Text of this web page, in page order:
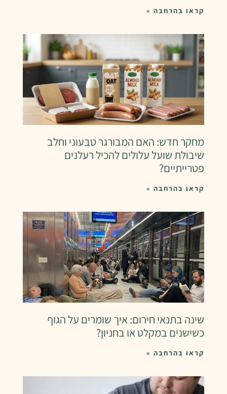
קראו בהרחבה »
מחקר חדש: האם המבורגר טבעוני וחלב
שיבולת שועל עלולים להכיל רעלנים
פטרייתיים?
קראו בהרחבה »
שינה בתנאי חירום: איך שומרים על הגוף
כשישנים במקלט או בחניון?
קראו בהרחבה »